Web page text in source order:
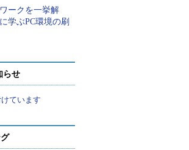
ークを一挙解
学ぶPC環境の刷
らせ
ています